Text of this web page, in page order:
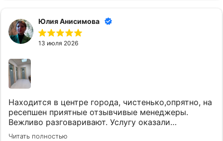
Юлия Анисимова
13 июля 2026
Находится в центре города, чистенько,опрятно, на
ресепшен приятные отзывчивые менеджеры.
Вежливо разговаривают. Услугу оказали
качественно и вовремя. Однозначно придем еще.
Читать полностью